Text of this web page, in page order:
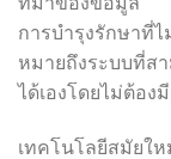
การบำรุงรักษาที่
หมายถึงระบบที่ส
ได้เองโดยไม่ต้อ
เทคโนโลยีสมัยให